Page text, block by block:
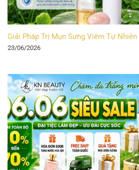
Giải Pháp Trị Mụn Sưng Viêm Tự Nhiên
23/06/2026